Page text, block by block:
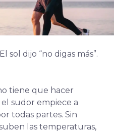
sol dijo “no digas más”.
tiene que hacer
sudor empiece a
todas partes. Sin
las temperaturas,